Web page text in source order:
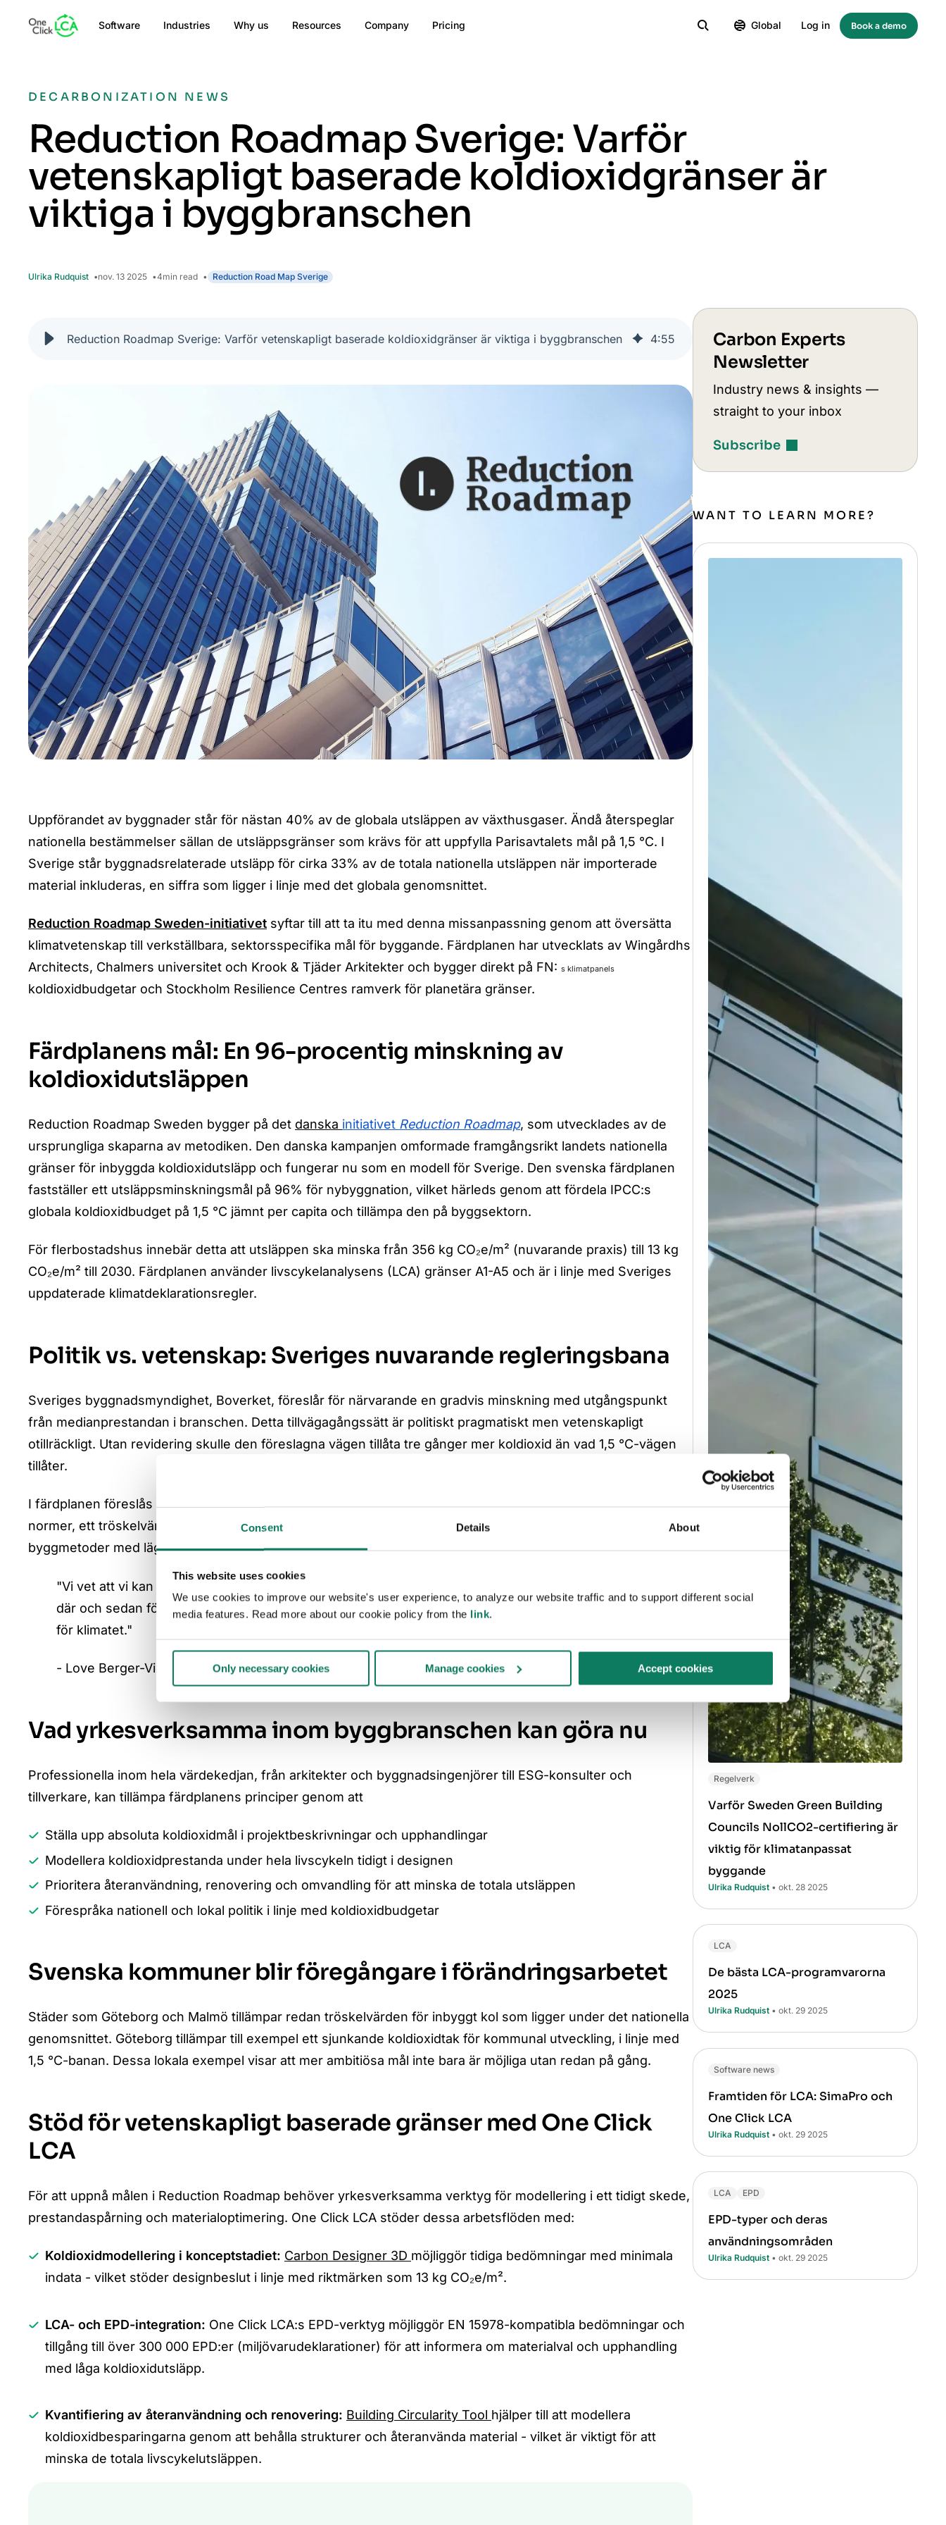
Consent Details About
This website uses cookies
We use cookies to improve our website's user experience, to analyze our website traffic and to support different social
media features. Read more about our cookie policy from the link.
Only necessary cookies Manage cookies Accept cookies
Software Industries Why us Resources Company Pricing Global Log in Book a demo
DECARBONIZATION NEWS
Reduction Roadmap Sverige: Varför
vetenskapligt baserade koldioxidgränser är
viktiga i byggbranschen
Ulrika Rudquist nov. 13 2025 4min read Reduction Road Map Sverige
Reduction Roadmap Sverige: Varför vetenskapligt baserade koldioxidgränser är viktiga i byggbranschen 4:55
Uppförandet av byggnader står för nästan 40% av de globala utsläppen av växthusgaser. Ändå återspeglar
nationella bestämmelser sällan de utsläppsgränser som krävs för att uppfylla Parisavtalets mål på 1,5 °C. I
Sverige står byggnadsrelaterade utsläpp för cirka 33% av de totala nationella utsläppen när importerade
material inkluderas, en siffra som ligger i linje med det globala genomsnittet.
Reduction Roadmap Sweden-initiativet syftar till att ta itu med denna missanpassning genom att översätta
klimatvetenskap till verkställbara, sektorsspecifika mål för byggande. Färdplanen har utvecklats av Wingårdhs
Architects, Chalmers universitet och Krook & Tjäder Arkitekter och bygger direkt på FN: s klimatpanels
koldioxidbudgetar och Stockholm Resilience Centres ramverk för planetära gränser.
Färdplanens mål: En 96-procentig minskning av
koldioxidutsläppen
Reduction Roadmap Sweden bygger på det danska initiativet Reduction Roadmap, som utvecklades av de
ursprungliga skaparna av metodiken. Den danska kampanjen omformade framgångsrikt landets nationella
gränser för inbyggda koldioxidutsläpp och fungerar nu som en modell för Sverige. Den svenska färdplanen
fastställer ett utsläppsminskningsmål på 96% för nybyggnation, vilket härleds genom att fördela IPCC:s
globala koldioxidbudget på 1,5 °C jämnt per capita och tillämpa den på byggsektorn.
För flerbostadshus innebär detta att utsläppen ska minska från 356 kg CO₂e/m² (nuvarande praxis) till 13 kg
CO₂e/m² till 2030. Färdplanen använder livscykelanalysens (LCA) gränser A1-A5 och är i linje med Sveriges
uppdaterade klimatdeklarationsregler.
Politik vs. vetenskap: Sveriges nuvarande regleringsbana
Sveriges byggnadsmyndighet, Boverket, föreslår för närvarande en gradvis minskning med utgångspunkt
från medianprestandan i branschen. Detta tillvägagångssätt är politiskt pragmatiskt men vetenskapligt
otillräckligt. Utan revidering skulle den föreslagna vägen tillåta tre gånger mer koldioxid än vad 1,5 °C-vägen
tillåter.
I färdplanen föreslås däremot att byggnader som uppförs idag redan bör prestera 30 % bättre än nuvarande
normer, ett tröskelvärde som redan är tekniskt genomförbart med hjälp av befintliga byggmaterial och
byggmetoder med lägre koldioxidutsläpp.
"Vi vet att vi kan bygga med 30 procent lägre utsläpp redan idag utan extra kostnad. Så varför inte börja
där och sedan följa efter med en mycket brantare minskningskurva? På så sätt gör vi verkligen en insats
för klimatet."
- Love Berger-Vieweg, hållbarhetsspecialist, Wingårdhs
Vad yrkesverksamma inom byggbranschen kan göra nu
Professionella inom hela värdekedjan, från arkitekter och byggnadsingenjörer till ESG-konsulter och
tillverkare, kan tillämpa färdplanens principer genom att
Ställa upp absoluta koldioxidmål i projektbeskrivningar och upphandlingar
Modellera koldioxidprestanda under hela livscykeln tidigt i designen
Prioritera återanvändning, renovering och omvandling för att minska de totala utsläppen
Förespråka nationell och lokal politik i linje med koldioxidbudgetar
Svenska kommuner blir föregångare i förändringsarbetet
Städer som Göteborg och Malmö tillämpar redan tröskelvärden för inbyggt kol som ligger under det nationella
genomsnittet. Göteborg tillämpar till exempel ett sjunkande koldioxidtak för kommunal utveckling, i linje med
1,5 °C-banan. Dessa lokala exempel visar att mer ambitiösa mål inte bara är möjliga utan redan på gång.
Stöd för vetenskapligt baserade gränser med One Click
LCA
För att uppnå målen i Reduction Roadmap behöver yrkesverksamma verktyg för modellering i ett tidigt skede,
prestandaspårning och materialoptimering. One Click LCA stöder dessa arbetsflöden med:
Koldioxidmodellering i konceptstadiet: Carbon Designer 3D möjliggör tidiga bedömningar med minimala
indata - vilket stöder designbeslut i linje med riktmärken som 13 kg CO₂e/m².
LCA- och EPD-integration: One Click LCA:s EPD-verktyg möjliggör EN 15978-kompatibla bedömningar och
tillgång till över 300 000 EPD:er (miljövarudeklarationer) för att informera om materialval och upphandling
med låga koldioxidutsläpp.
Kvantifiering av återanvändning och renovering: Building Circularity Tool hjälper till att modellera
koldioxidbesparingarna genom att behålla strukturer och återanvända material - vilket är viktigt för att
minska de totala livscykelutsläppen.
Carbon Experts
Newsletter
Industry news & insights —
straight to your inbox
Subscribe
WANT TO LEARN MORE?
Regelverk
Varför Sweden Green Building
Councils NollCO2-certifiering är
viktig för klimatanpassat
byggande
Ulrika Rudquist • okt. 28 2025
LCA
De bästa LCA-programvarorna
2025
Ulrika Rudquist • okt. 29 2025
Software news
Framtiden för LCA: SimaPro och
One Click LCA
Ulrika Rudquist • okt. 29 2025
LCA EPD
EPD-typer och deras
användningsområden
Ulrika Rudquist • okt. 29 2025